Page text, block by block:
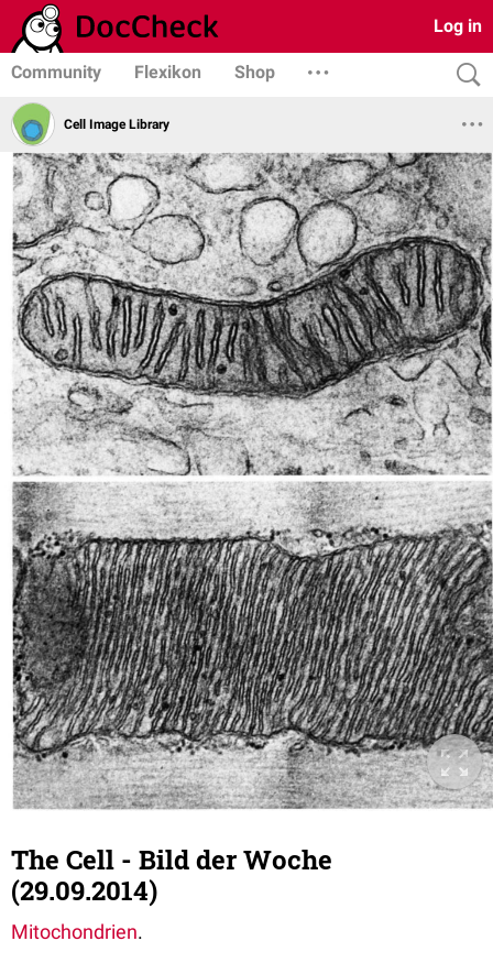
Log in
Community Flexikon Shop
Cell Image Library
The Cell - Bild der Woche
(29.09.2014)
Mitochondrien.